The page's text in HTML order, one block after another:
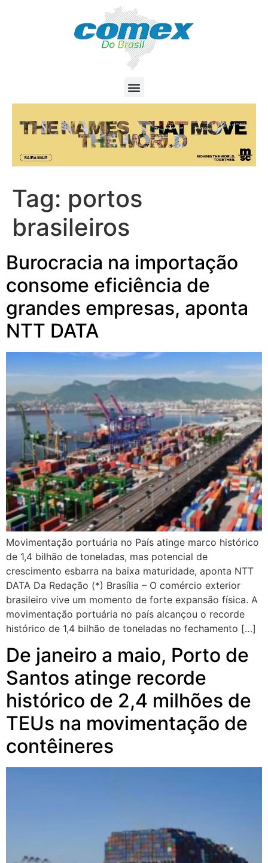
Tag: portos
brasileiros
Burocracia na importação
consome eficiência de
grandes empresas, aponta
NTT DATA
Movimentação portuária no País atinge marco histórico
de 1,4 bilhão de toneladas, mas potencial de
crescimento esbarra na baixa maturidade, aponta NTT
DATA Da Redação (*) Brasília – O comércio exterior
brasileiro vive um momento de forte expansão física. A
movimentação portuária no país alcançou o recorde
histórico de 1,4 bilhão de toneladas no fechamento […]
De janeiro a maio, Porto de
Santos atinge recorde
histórico de 2,4 milhões de
TEUs na movimentação de
contêineres